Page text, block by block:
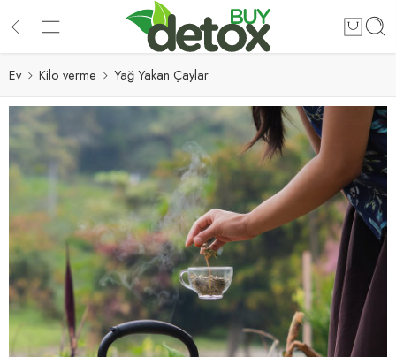
Ev Kilo verme Yağ Yakan Çaylar